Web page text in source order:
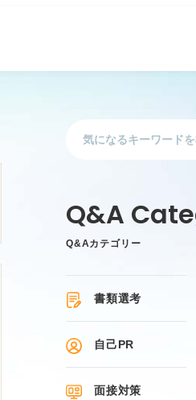
Q&Aカテゴリー
書類選考
自己PR
面接対策